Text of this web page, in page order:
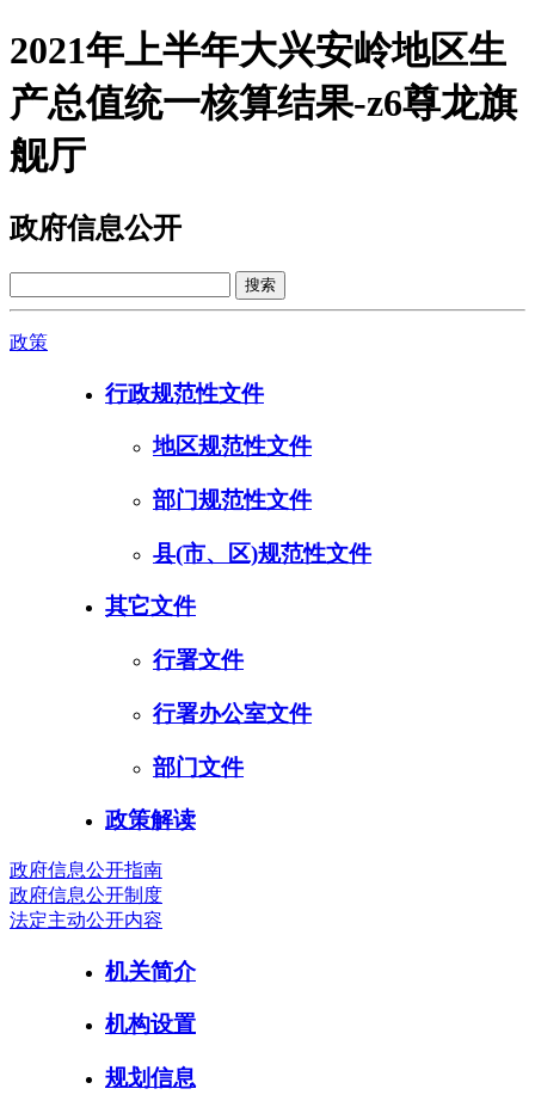
2021年上半年大兴安岭地区生
产总值统一核算结果-z6尊龙旗
舰厅
政府信息公开
政策
行政规范性文件
地区规范性文件
部门规范性文件
县(市、区)规范性文件
其它文件
行署文件
行署办公室文件
部门文件
政策解读
政府信息公开指南
政府信息公开制度
法定主动公开内容
机关简介
机构设置
规划信息